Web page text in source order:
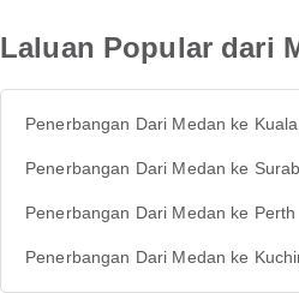
Laluan Popular dari
Penerbangan Dari Medan ke
Penerbangan Dari Medan ke
Penerbangan Dari Medan ke Perth
Penerbangan Dari Medan ke